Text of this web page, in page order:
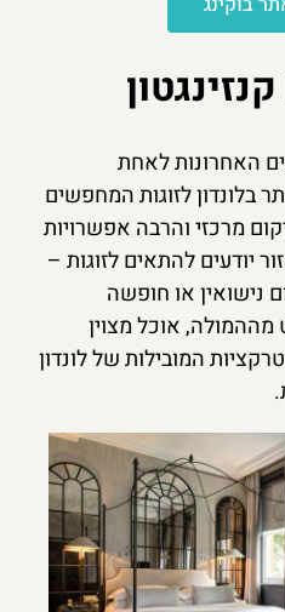
האחרונות לאחת
בלונדון לזוגות המחפשים
מרכזי והרבה אפשרויות
יודעים להתאים לזוגות –
נישואין או חופשה
אוכל מצוין
המובילות של לונדון